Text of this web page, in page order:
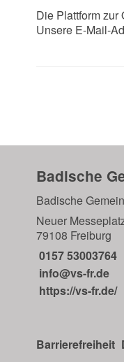
Die Plattform zur
Unsere E-Mail-
Badische
Badische
Neuer
79108 Freiburg
0157 53003764
info@vs-fr.de
https://vs-fr.de/
Barrierefreiheit